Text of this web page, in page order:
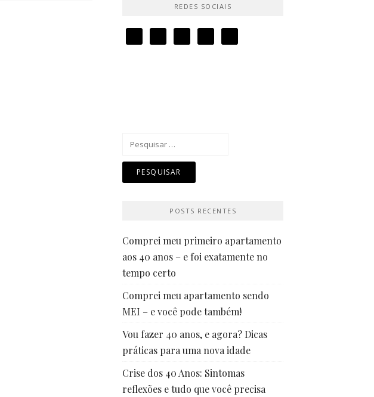
REDES SOCIAIS
POSTS RECENTES
Comprei meu primeiro apartamento
aos 40 anos – e foi exatamente no
tempo certo
Comprei meu apartamento sendo
MEI – e você pode também!
Vou fazer 40 anos, e agora? Dicas
práticas para uma nova idade
Crise dos 40 Anos: Sintomas
reflexões e tudo que você precisa